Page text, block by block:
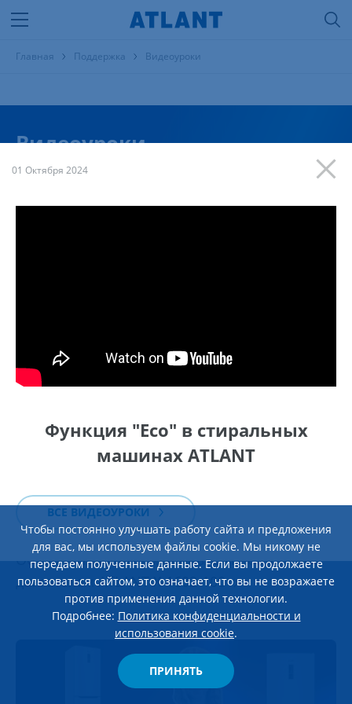
01 Октября 2024
Функция "Eco" в стиральных
машинах ATLANT
ВСЕ ВИДЕОУРОКИ
Чтобы постоянно улучшать работу сайта и предложения
для вас, мы используем файлы cookie. Мы никому не
передаем полученные данные. Если вы продолжаете
пользоваться сайтом, это означает, что вы не возражаете
против применения данной технологии.
Подробнее: Политика конфиденциальности и
использования cookie.
ПРИНЯТЬ
Главная Поддержка Видеоуроки
Видеоуроки
23 января 2026
Обзор стиральной машины c инверторным
двигателем ATLANT Х-1602-100